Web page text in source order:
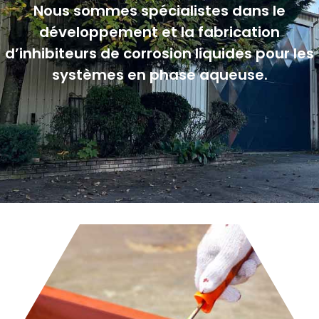
Nous sommes spécialistes dans le
développement et la fabrication
d’inhibiteurs de corrosion liquides pour les
systèmes en phase aqueuse.